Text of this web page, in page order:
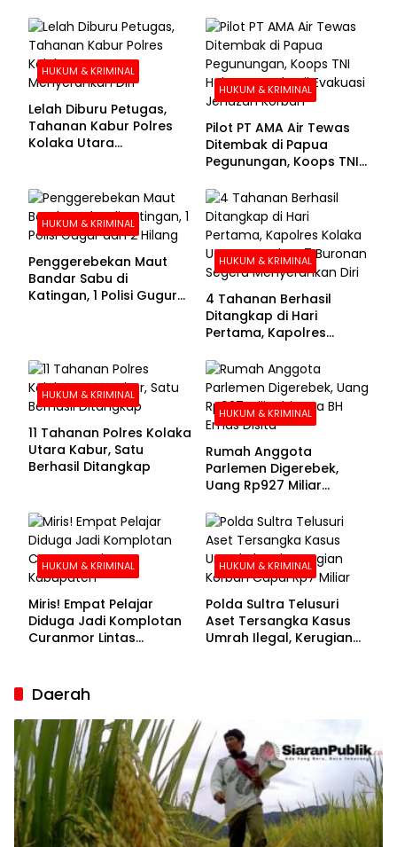
HUKUM & KRIMINAL
Lelah Diburu Petugas,
Tahanan Kabur Polres
Kolaka Utara
HUKUM & KRIMINAL
Pilot PT AMA Air Tewas
Ditembak di Papua
Pegunungan, Koops TNI
Evakuasi Jenazah
Korban
HUKUM & KRIMINAL
Penggerebekan Maut
Bandar Sabu di
Katingan, 1 Polisi Gugur
HUKUM & KRIMINAL
4 Tahanan Berhasil
Ditangkap di Hari
Pertama, Kapolres
Buronan Segera
Menyerahkan Diri
HUKUM & KRIMINAL
11 Tahanan Polres Kolaka
Utara Kabur, Satu
Berhasil Ditangkap
HUKUM & KRIMINAL
Rumah Anggota
Parlemen Digerebek,
Uang Rp927 Miliar
HUKUM & KRIMINAL
Miris! Empat Pelajar
Diduga Jadi Komplotan
Curanmor Lintas
HUKUM & KRIMINAL
Polda Sultra Telusuri
Aset Tersangka Kasus
Umrah Ilegal, Kerugian
Daerah